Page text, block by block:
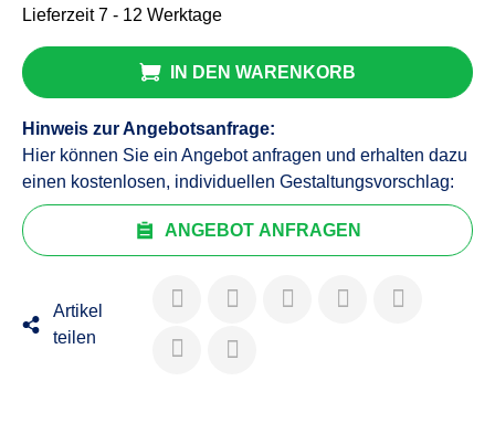
Lieferzeit 7 - 12 Werktage
IN DEN WARENKORB
Hinweis zur Angebotsanfrage:
Hier können Sie ein Angebot anfragen und erhalten dazu
einen kostenlosen, individuellen Gestaltungsvorschlag:
ANGEBOT ANFRAGEN
Artikel
teilen